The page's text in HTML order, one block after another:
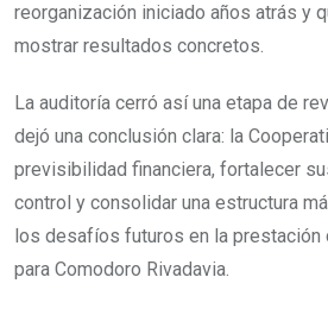
reorganización iniciado años atrás y
mostrar resultados concretos.
La auditoría cerró así una etapa de
dejó una conclusión clara: la
previsibilidad financiera, fortalecer
control y consolidar una estructura
los desafíos futuros en la
para Comodoro Rivadavia.